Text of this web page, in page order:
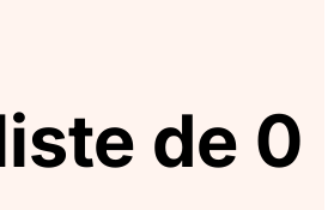
de 0